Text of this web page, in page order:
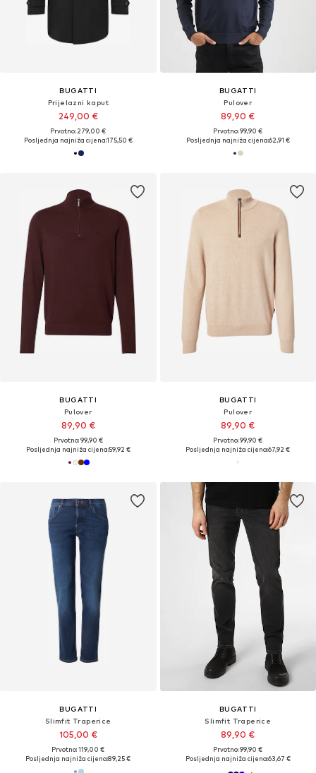
BUGATTI
Prijelazni kaput
249,00 €
Prvotno: 279,00 €
Posljednja najniža cijena:175,50 €
BUGATTI
Pulover
89,90 €
Prvotno: 99,90 €
Posljednja najniža cijena:62,91 €
BUGATTI
Pulover
89,90 €
Prvotno: 99,90 €
Posljednja najniža cijena:59,92 €
BUGATTI
Pulover
89,90 €
Prvotno: 99,90 €
Posljednja najniža cijena:67,92 €
BUGATTI
Slimfit Traperice
105,00 €
Prvotno: 119,00 €
Posljednja najniža cijena:89,25 €
BUGATTI
Slimfit Traperice
89,90 €
Prvotno: 99,90 €
Posljednja najniža cijena:63,67 €